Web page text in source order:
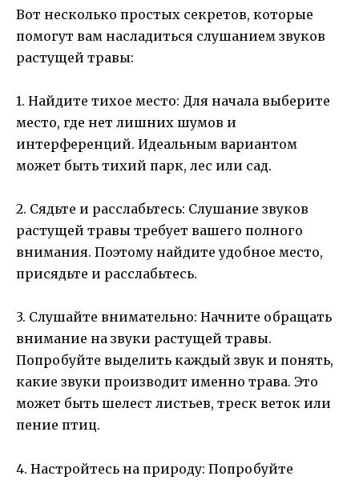
Вот несколько простых секретов, которые
помогут вам насладиться слушанием звуков
растущей травы:
1. Найдите тихое место: Для начала выберите
место, где нет лишних шумов и
интерференций. Идеальным вариантом
может быть тихий парк, лес или сад.
2. Сядьте и расслабьтесь: Слушание звуков
растущей травы требует вашего полного
внимания. Поэтому найдите удобное место,
присядьте и расслабьтесь.
3. Слушайте внимательно: Начните обращать
внимание на звуки растущей травы.
Попробуйте выделить каждый звук и понять,
какие звуки производит именно трава. Это
может быть шелест листьев, треск веток или
пение птиц.
4. Настройтесь на природу: Попробуйте